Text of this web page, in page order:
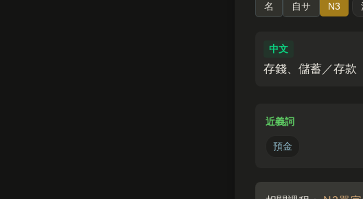
名 自サ N3
中文
存錢、儲蓄／存款
近義詞
預金